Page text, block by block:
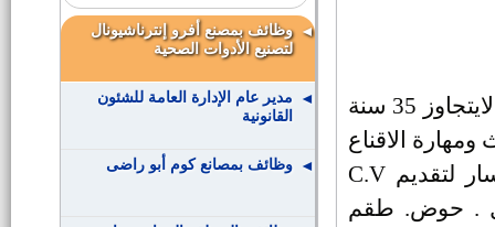
• عدد 3مندوبى مبيعات وتسويق أدوات صحية. • (السن لايتجاوز 35 سنة
ومهارة الاقناع
، من ساكني مدينه بنى سويف). • للتواصل والاستفسار لتقديم C.V
صب (بول . حوض. طقم
وظائف بمصنع أفرو إنترناشيونال
لتصنيع الأدوات الصحية
مدير عام الإدارة العامة للشئون
القانونية
وظائف بمصانع كوم أبو راضى